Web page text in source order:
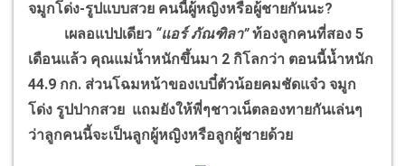
จมูกโด่ง-รูปแบบสวย คนนี้ผู้หญิงหรือผู้ชายกันนะ?
เผลอแปปเดียว “แอร์ ภัณฑิลา”ท้องลูกคนที่สอง 5
เดือนแล้ว คุณแม่น้ำหนักขึ้นมา 2 กิโลกว่า ตอนนี้น้ำหนัก
44.9 กก. ส่วนโฉมหน้าของเบบี๋ตัวน้อยคมชัดแจ๋ว จมูก
โด่ง รูปปากสวย แถมยังให้พี่ๆชาวเน็ตลองทายกันเล่นๆ
ว่าลูกคนนี้จะเป็นลูกผู้หญิงหรือลูกผู้ชายด้วย